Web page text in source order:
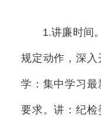
1.讲廉时间。
规定动作，深入
学：集中学习
要求。讲：纪